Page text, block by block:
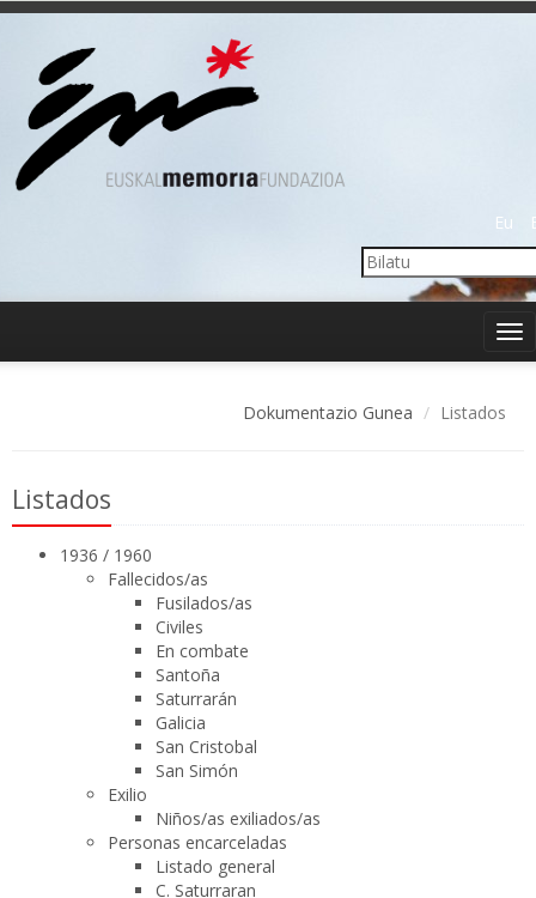
Eu
Dokumentazio Gunea Listados
Listados
1936 / 1960
Fallecidos/as
Fusilados/as
Civiles
En combate
Santoña
Saturrarán
Galicia
San Cristobal
San Simón
Exilio
Niños/as exiliados/as
Personas encarceladas
Listado general
C. Saturraran